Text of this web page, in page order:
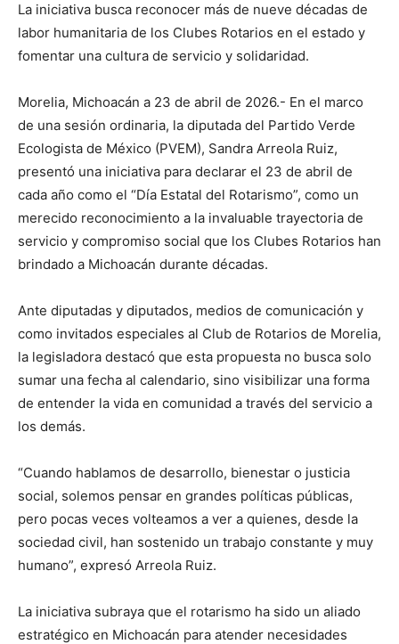
La iniciativa busca reconocer más de nueve décadas de
labor humanitaria de los Clubes Rotarios en el estado y
fomentar una cultura de servicio y solidaridad.
Morelia, Michoacán a 23 de abril de 2026.- En el marco
de una sesión ordinaria, la diputada del Partido Verde
Ecologista de México (PVEM), Sandra Arreola Ruiz,
presentó una iniciativa para declarar el 23 de abril de
cada año como el “Día Estatal del Rotarismo”, como un
merecido reconocimiento a la invaluable trayectoria de
servicio y compromiso social que los Clubes Rotarios han
brindado a Michoacán durante décadas.
Ante diputadas y diputados, medios de comunicación y
como invitados especiales al Club de Rotarios de Morelia,
la legisladora destacó que esta propuesta no busca solo
sumar una fecha al calendario, sino visibilizar una forma
de entender la vida en comunidad a través del servicio a
los demás.
“Cuando hablamos de desarrollo, bienestar o justicia
social, solemos pensar en grandes políticas públicas,
pero pocas veces volteamos a ver a quienes, desde la
sociedad civil, han sostenido un trabajo constante y muy
humano”, expresó Arreola Ruiz.
La iniciativa subraya que el rotarismo ha sido un aliado
estratégico en Michoacán para atender necesidades